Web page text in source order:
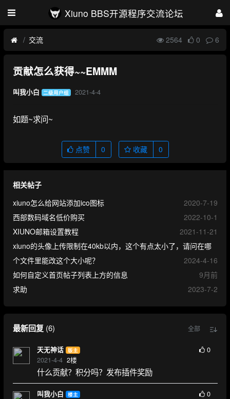
Xiuno BBS开源程序交流论坛
交流 2564 0 6
贡献怎么获得~~EMMM
叫我小白 二级用户组 2021-4-4
如题~求问~
点赞 0 收藏 0
相关帖子
xiuno怎么给网站添加ico图标
2020-7-19
西部数码域名低价购买
2022-10-1
XIUNO邮箱设置教程
2021-11-21
xiuno的头像上传限制在40kb以内，这个有点太小了，请问在哪
个文件里能改这个大小呢？
2024-4-16
如何自定义首页帖子列表上方的信息
9月前
求助
2023-7-2
最新回复(6) 全部
天无神话 版主
2021-4-4 2楼
0
什么贡献？积分吗？发布插件奖励
叫我小白 楼主 0